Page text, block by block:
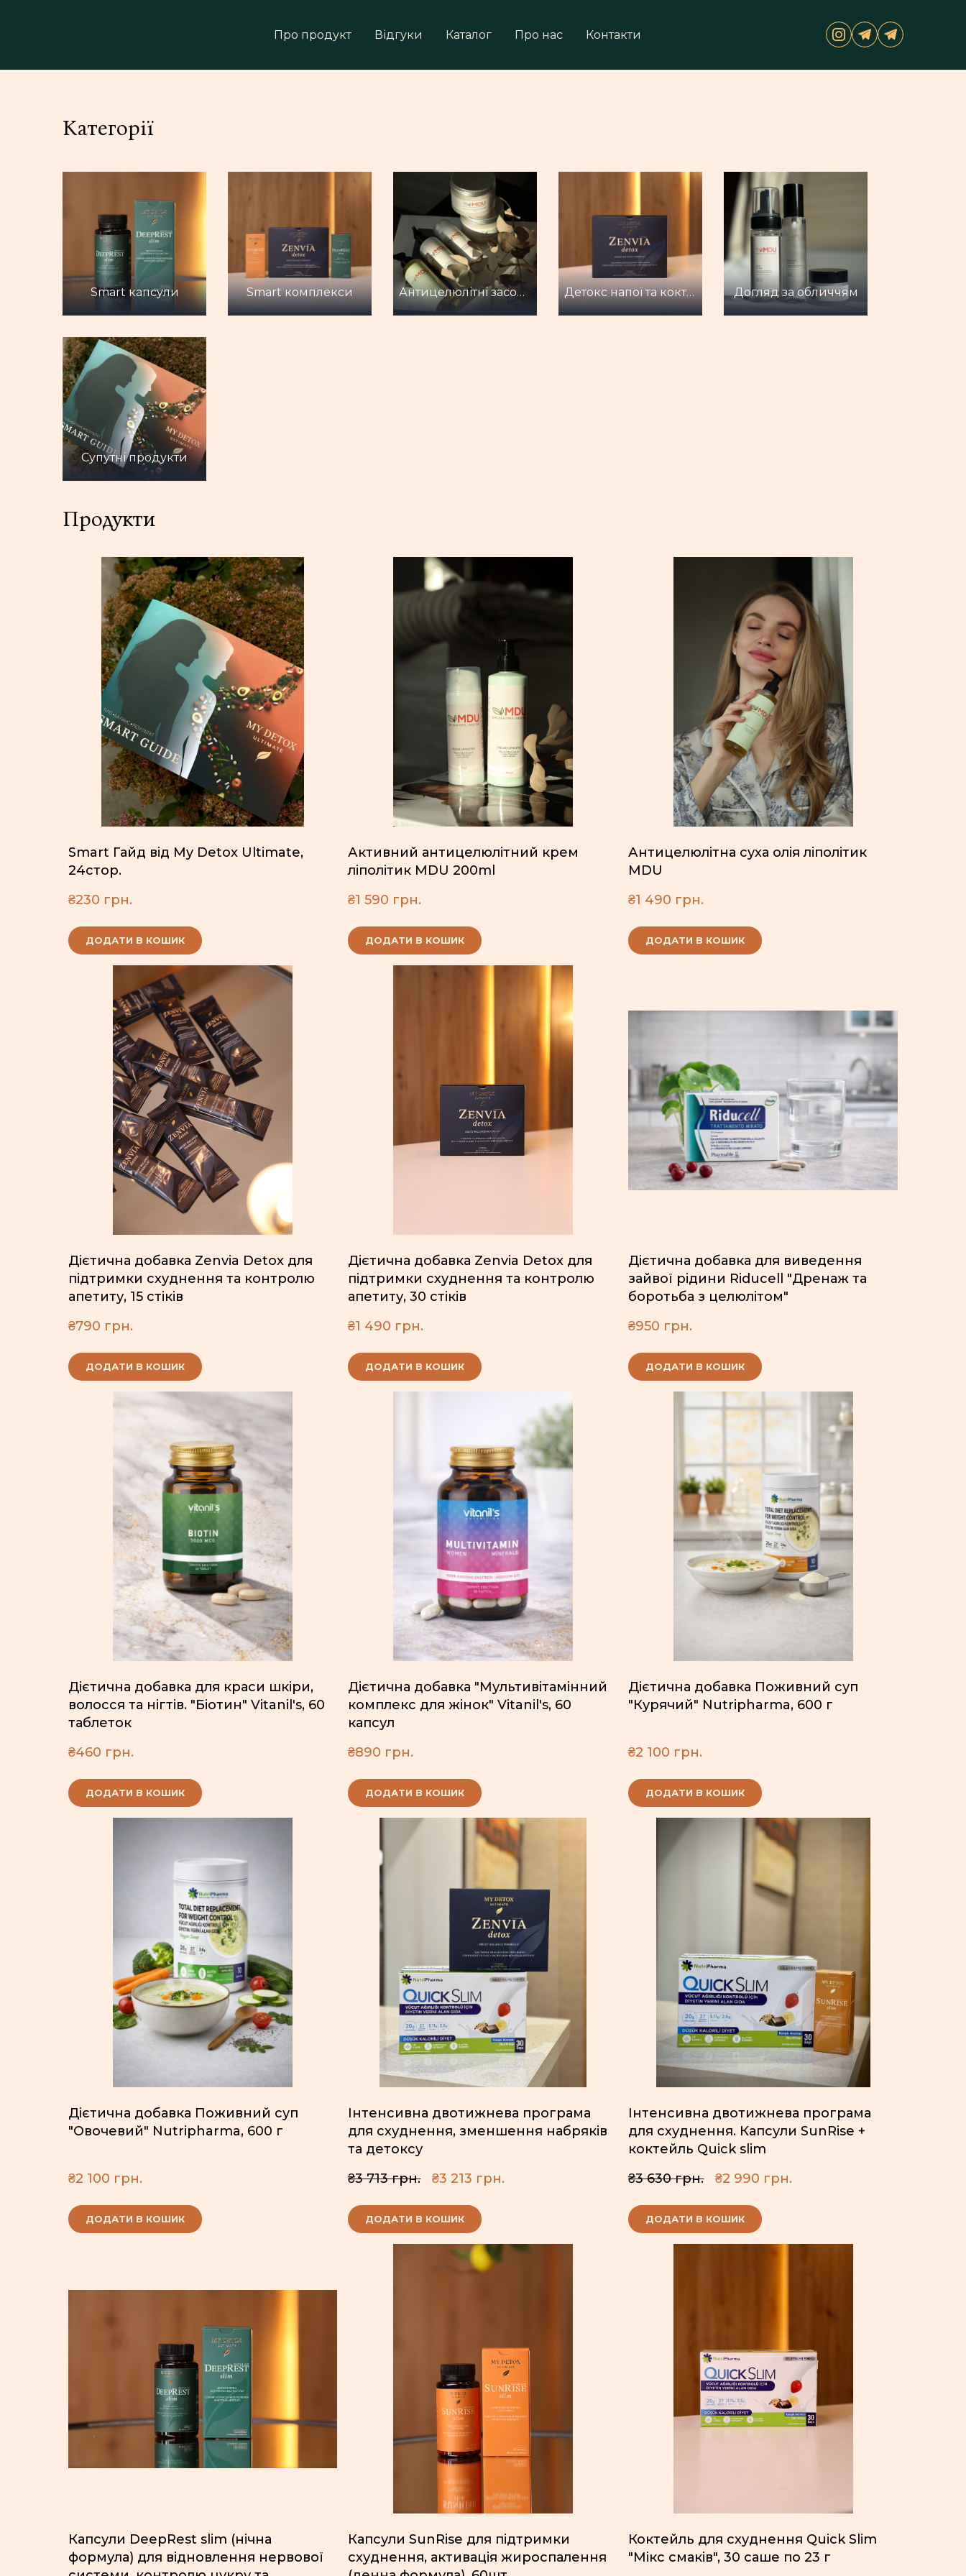
Про продукт Відгуки Каталог Про нас Контакти
Категорії
Smart капсули Smart комплекси Антицелюлітні засоби і догляд за тілом Детокс напої та коктейлі для схуднення Догляд за обличчям
Супутні продукти
Продукти
Smart Гайд від My Detox Ultimate,
24стор.
₴230 грн.
ДОДАТИ В КОШИК
Активний антицелюлітний крем
ліполітик MDU 200ml
₴1 590 грн.
ДОДАТИ В КОШИК
Антицелюлітна суха олія ліполітик
MDU
₴1 490 грн.
ДОДАТИ В КОШИК
Дієтична добавка Zenvia Detox для
підтримки схуднення та контролю
апетиту, 15 стіків
₴790 грн.
ДОДАТИ В КОШИК
Дієтична добавка Zenvia Detox для
підтримки схуднення та контролю
апетиту, 30 стіків
₴1 490 грн.
ДОДАТИ В КОШИК
Дієтична добавка для виведення
зайвої рідини Riducell "Дренаж та
боротьба з целюлітом"
₴950 грн.
ДОДАТИ В КОШИК
Дієтична добавка для краси шкіри,
волосся та нігтів. "Біотин" Vitanil's, 60
таблеток
₴460 грн.
ДОДАТИ В КОШИК
Дієтична добавка "Мультивітамінний
комплекс для жінок" Vitanil's, 60
капсул
₴890 грн.
ДОДАТИ В КОШИК
Дієтична добавка Поживний суп
"Курячий" Nutripharma, 600 г
₴2 100 грн.
ДОДАТИ В КОШИК
Дієтична добавка Поживний суп
"Овочевий" Nutripharma, 600 г
₴2 100 грн.
ДОДАТИ В КОШИК
Інтенсивна двотижнева програма
для схуднення, зменшення набряків
та детоксу
₴3 713 грн.
₴3 213 грн.
ДОДАТИ В КОШИК
Інтенсивна двотижнева програма
для схуднення. Капсули SunRise +
коктейль Quick slim
₴3 630 грн.
₴2 990 грн.
ДОДАТИ В КОШИК
Капсули DeepRest slim (нічна
формула) для відновлення нервової
Капсули SunRise для підтримки
схуднення, активація жироспалення
Коктейль для схуднення Quick Slim
"Мікс смаків", 30 саше по 23 г